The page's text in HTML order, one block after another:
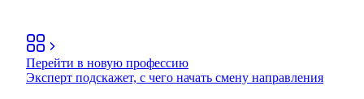
Перейти в новую профессию
Эксперт подскажет, с чего начать смену направления